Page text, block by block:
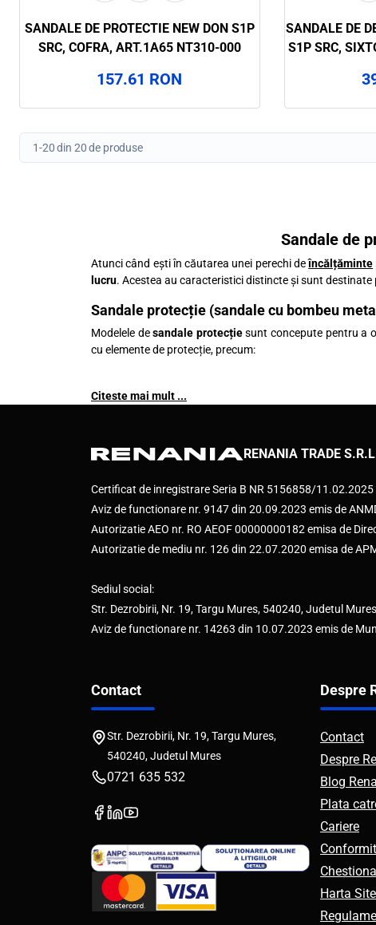
SANDALE DE PROTECTIE NEW DON S1P
SRC, COFRA, ART.1A65 NT310-000
157.61 RON
SANDALE DE
S1P SRC,
1-20 din 20 de produse
Sandale de
Atunci când ești în căutarea unei perechi deîncălțăminte
lucru. Acestea au caracteristici distincte și sunt
Sandale protecție (sandale cu bombeu
Modelele desandale protecțiesunt concepute pentru a
cu elemente de protecție, precum:
Citeste mai mult ...
RENANIA TRADE
Certificat de inregistrare Seria B NR 5156858/11.02.2025
Aviz de functionare nr. 9147 din 20.09.2023 emis de
Autorizatie AEO nr. RO AEOF 00000000182 emisa de
Autorizatie de mediu nr. 126 din 22.07.2020 emisa de
Sediul social:
Str. Dezrobirii, Nr. 19, Targu Mures, 540240, Judetul Mures
Aviz de functionare nr. 14263 din 10.07.2023 emis de
Contact
Str. Dezrobirii, Nr. 19, Targu Mures,
540240, Judetul Mures
0721 635 532
Despre
Contact
Despre
Blog
Plata
Cariere
Harta